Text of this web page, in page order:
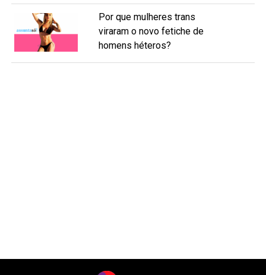
Por que mulheres trans
viraram o novo fetiche de
homens héteros?